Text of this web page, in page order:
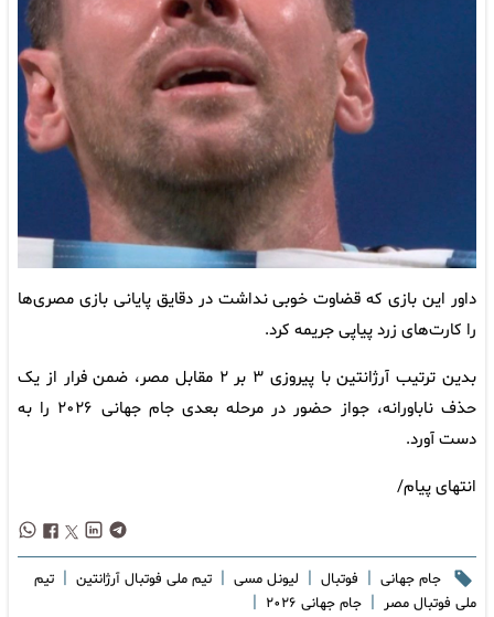
داور این بازی که قضاوت خوبی نداشت در دقایق پایانی بازی مصری‌ها
را کارت‌های زرد پیاپی جریمه کرد.
بدین ترتیب آرژانتین با پیروزی ۳ بر ۲ مقابل مصر، ضمن فرار از یک
حذف ناباورانه، جواز حضور در مرحله بعدی جام جهانی ۲۰۲۶ را به
دست آورد.
انتهای پیام/
جام جهانی | فوتبال | لیونل مسی | تیم ملی فوتبال آرژانتین | تیم
ملی فوتبال مصر | جام جهانی ۲۰۲۶ |